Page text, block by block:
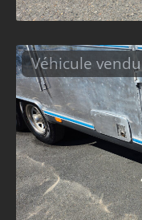
Véhicule vendu